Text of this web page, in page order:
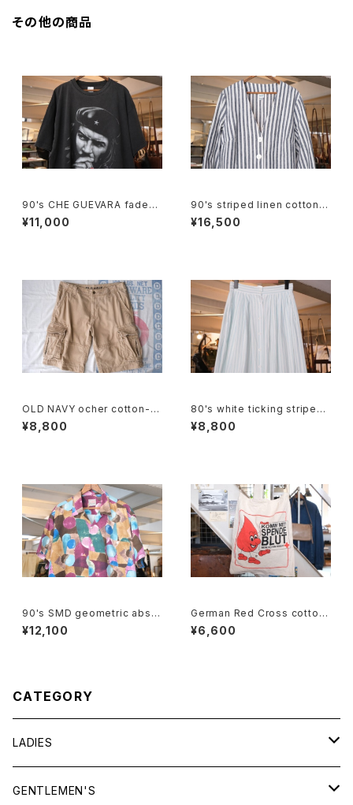
その他の商品
90's CHE GUEVARA fade-b
lack cotton photo print Te
e
¥11,000
90's striped linen cotton V
-neck Jacket
¥16,500
OLD NAVY ocher cotton-t
will cargo Shorts
¥8,800
80's white ticking striped
cotton flared Skirt
¥8,800
90's SMD geometric abstr
act rayon open-collar Shirt
"Made in JAPAN"
¥12,100
German Red Cross cotton
promotional shoulder Bag
¥6,600
CATEGORY
LADIES
TOPS
GENTLEMEN'S